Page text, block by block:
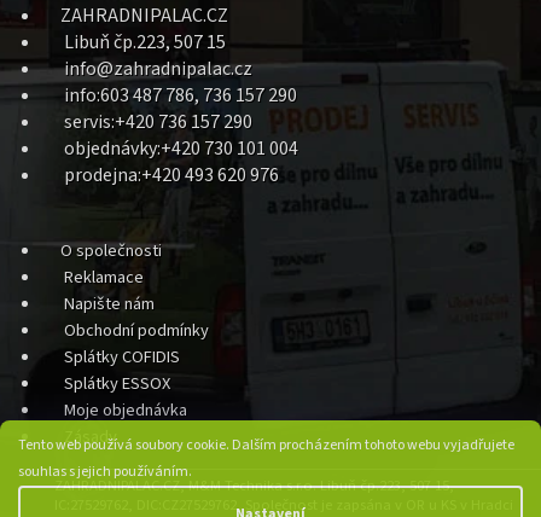
Tento web používá soubory cookie. Dalším procházením tohoto webu vyjadřujete
souhlas s jejich používáním.
ZAHRADNIPALAC.CZ
Libuň čp.223, 507 15
info@zahradnipalac.cz
info:603 487 786, 736 157 290
servis:+420 736 157 290
objednávky:+420 730 101 004
prodejna:+420 493 620 976
O společnosti
Reklamace
Napište nám
Obchodní podmínky
Splátky COFIDIS
Splátky ESSOX
Moje objednávka
Zásady
ZAHRADNIPALAC.CZ, M&M Technika s.r.o. Libuň čp.223, 507 15,
IC:27529762, DIC:CZ27529762, Společnost je zapsána v OR u KS v Hradci